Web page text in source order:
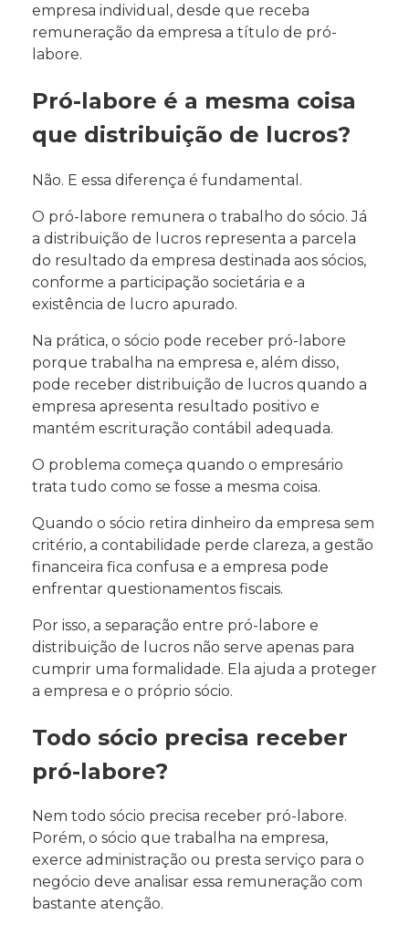
empresa individual, desde que receba
remuneração da empresa a título de pró-
labore.
Pró-labore é a mesma coisa
que distribuição de lucros?
Não. E essa diferença é fundamental.
O pró-labore remunera o trabalho do sócio. Já
a distribuição de lucros representa a parcela
do resultado da empresa destinada aos sócios,
conforme a participação societária e a
existência de lucro apurado.
Na prática, o sócio pode receber pró-labore
porque trabalha na empresa e, além disso,
pode receber distribuição de lucros quando a
empresa apresenta resultado positivo e
mantém escrituração contábil adequada.
O problema começa quando o empresário
trata tudo como se fosse a mesma coisa.
Quando o sócio retira dinheiro da empresa sem
critério, a contabilidade perde clareza, a gestão
financeira fica confusa e a empresa pode
enfrentar questionamentos fiscais.
Por isso, a separação entre pró-labore e
distribuição de lucros não serve apenas para
cumprir uma formalidade. Ela ajuda a proteger
a empresa e o próprio sócio.
Todo sócio precisa receber
pró-labore?
Nem todo sócio precisa receber pró-labore.
Porém, o sócio que trabalha na empresa,
exerce administração ou presta serviço para o
negócio deve analisar essa remuneração com
bastante atenção.